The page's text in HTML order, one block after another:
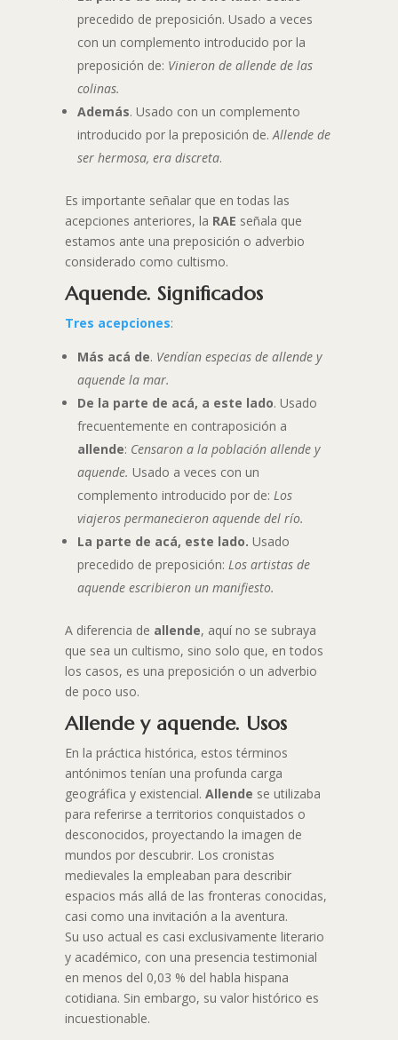
precedido de preposición. Usado a veces
con un complemento introducido por la
preposición de: Vinieron de allende de las
colinas.
Además. Usado con un complemento
introducido por la preposición de.Allende de
ser hermosa, era discreta.
Es importante señalar que en todas las
acepciones anteriores, la RAE señala que
estamos ante una preposición o adverbio
considerado como cultismo.
Aquende. Significados
Tres acepciones:
Más acá de. Vendían especias de allende y
aquende la mar.
De la parte de acá, a este lado. Usado
frecuentemente en contraposición a
allende: Censaron a la población allende y
aquende. Usado a veces con un
complemento introducido por de: Los
viajeros permanecieron aquende del río.
La parte de acá, este lado. Usado
precedido de preposición: Los artistas de
aquende escribieron un manifiesto.
A diferencia de allende, aquí no se subraya
que sea un cultismo, sino solo que, en todos
los casos, es una preposición o un adverbio
de poco uso.
Allende y aquende. Usos
En la práctica histórica, estos términos
antónimos tenían una profunda carga
geográfica y existencial. Allende se utilizaba
para referirse a territorios conquistados o
desconocidos, proyectando la imagen de
mundos por descubrir. Los cronistas
medievales la empleaban para describir
espacios más allá de las fronteras conocidas,
casi como una invitación a la aventura.
Su uso actual es casi exclusivamente literario
y académico, con una presencia testimonial
en menos del 0,03 % del habla hispana
cotidiana. Sin embargo, su valor histórico es
incuestionable.